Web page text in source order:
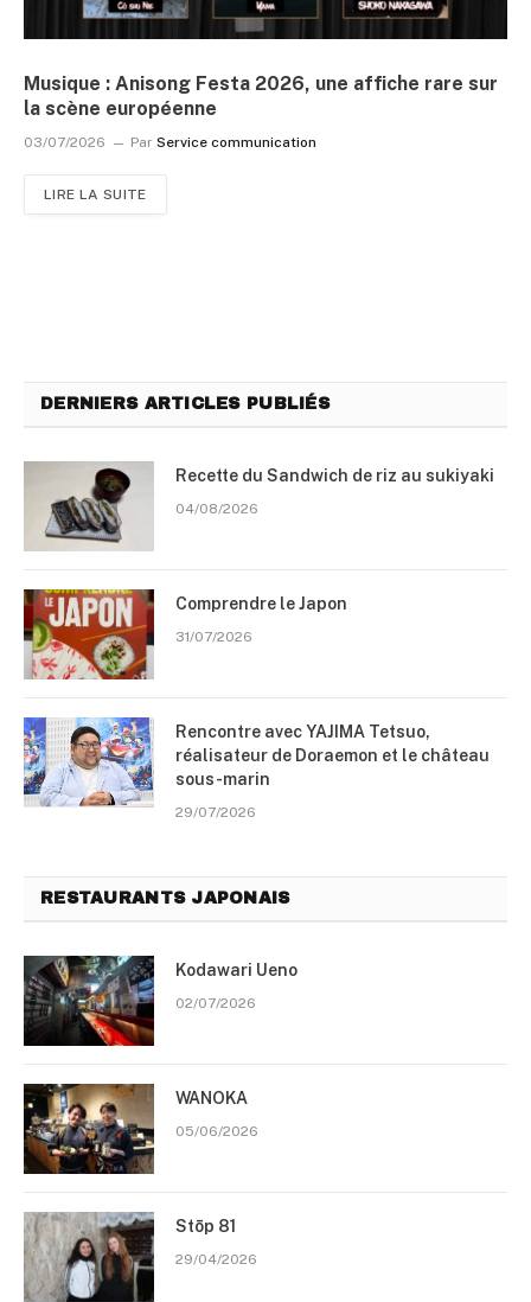
Musique : Anisong Festa 2026, une affiche rare sur
la scène européenne
03/07/2026 Par Service communication
LIRE LA SUITE
DERNIERS ARTICLES PUBLIÉS
Recette du Sandwich de riz au sukiyaki
04/08/2026
Comprendre le Japon
31/07/2026
Rencontre avec YAJIMA Tetsuo,
réalisateur de Doraemon et le château
sous-marin
29/07/2026
RESTAURANTS JAPONAIS
Kodawari Ueno
02/07/2026
WANOKA
05/06/2026
Stōp 81
29/04/2026